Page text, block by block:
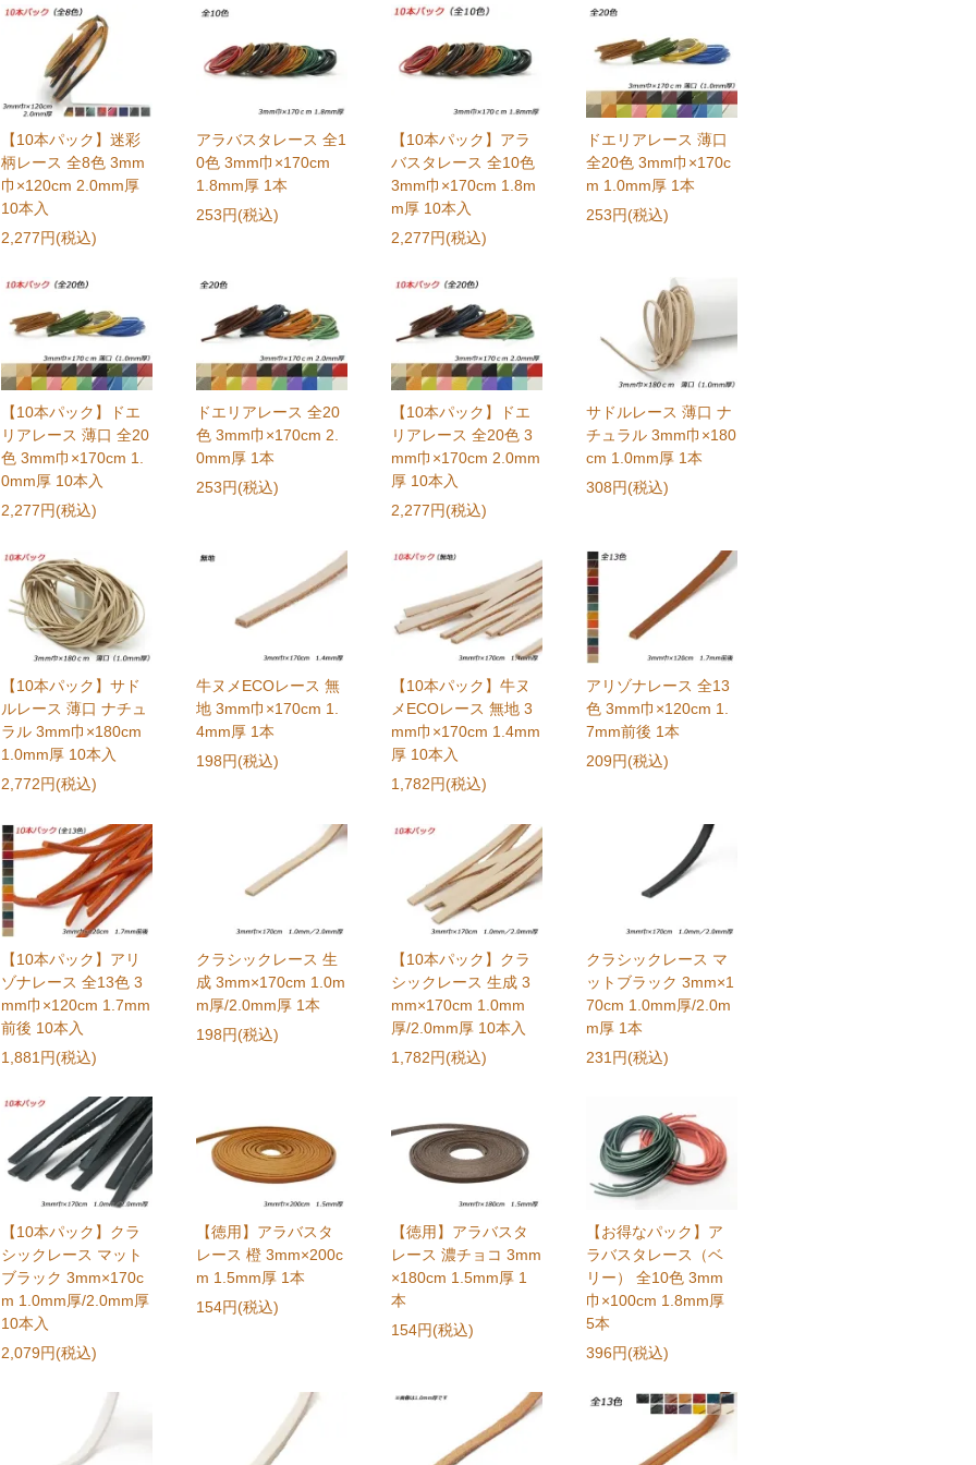
【10本パック】迷彩
柄レース 全8色 3mm
巾×120cm 2.0mm厚
10本入
2,277円(税込)
アラバスタレース 全1
0色 3mm巾×170cm
1.8mm厚 1本
253円(税込)
【10本パック】アラ
バスタレース 全10色
3mm巾×170cm 1.8m
m厚 10本入
2,277円(税込)
ドエリアレース 薄口
全20色 3mm巾×170c
m 1.0mm厚 1本
253円(税込)
【10本パック】ドエ
リアレース 薄口 全20
色 3mm巾×170cm 1.
0mm厚 10本入
2,277円(税込)
ドエリアレース 全20
色 3mm巾×170cm 2.
0mm厚 1本
253円(税込)
【10本パック】ドエ
リアレース 全20色 3
mm巾×170cm 2.0mm
厚 10本入
2,277円(税込)
サドルレース 薄口 ナ
チュラル 3mm巾×180
cm 1.0mm厚 1本
308円(税込)
【10本パック】サド
ルレース 薄口 ナチュ
ラル 3mm巾×180cm
1.0mm厚 10本入
2,772円(税込)
牛ヌメECOレース 無
地 3mm巾×170cm 1.
4mm厚 1本
198円(税込)
【10本パック】牛ヌ
メECOレース 無地 3
mm巾×170cm 1.4mm
厚 10本入
1,782円(税込)
アリゾナレース 全13
色 3mm巾×120cm 1.
7mm前後 1本
209円(税込)
【10本パック】アリ
ゾナレース 全13色 3
mm巾×120cm 1.7mm
前後 10本入
1,881円(税込)
クラシックレース 生
成 3mm×170cm 1.0m
m厚/2.0mm厚 1本
198円(税込)
【10本パック】クラ
シックレース 生成 3
mm×170cm 1.0mm
厚/2.0mm厚 10本入
1,782円(税込)
クラシックレース マ
ットブラック 3mm×1
70cm 1.0mm厚/2.0m
m厚 1本
231円(税込)
【10本パック】クラ
シックレース マット
ブラック 3mm×170c
m 1.0mm厚/2.0mm厚
10本入
2,079円(税込)
【徳用】アラバスタ
レース 橙 3mm×200c
m 1.5mm厚 1本
154円(税込)
【徳用】アラバスタ
レース 濃チョコ 3mm
×180cm 1.5mm厚 1
本
154円(税込)
【お得なパック】ア
ラバスタレース（ベ
リー） 全10色 3mm
巾×100cm 1.8mm厚
5本
396円(税込)